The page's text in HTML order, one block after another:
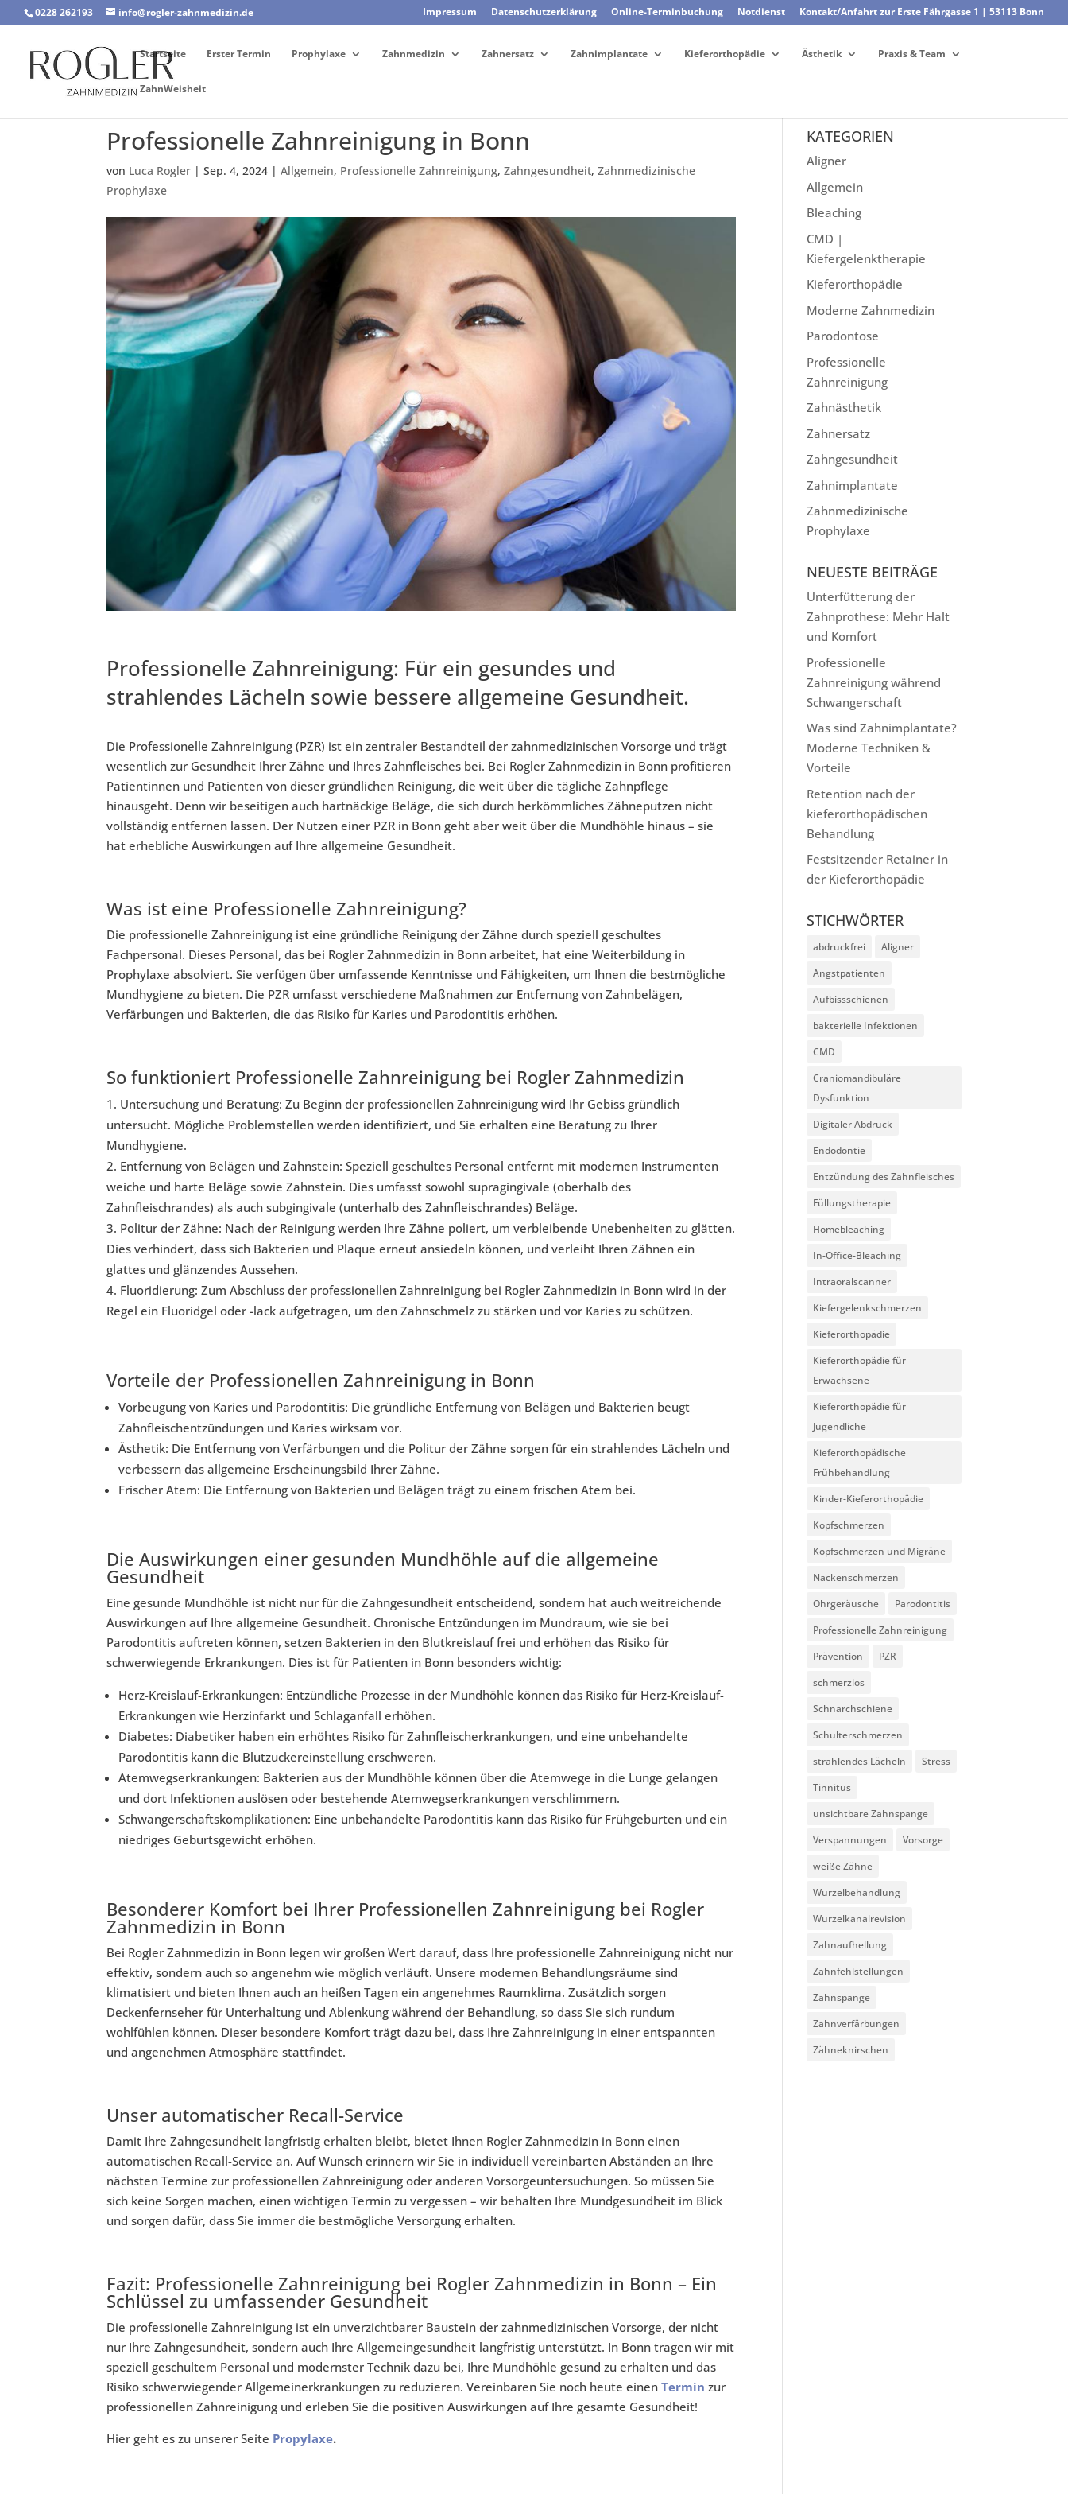
0228 262193 info@rogler-zahnmedizin.de Impressum Datenschutzerklärung Online-Terminbuchung Notdienst Kontakt/Anfahrt zur Erste Fährgasse 1 | 53113 Bonn
Startseite Erster Termin Prophylaxe Zahnmedizin Zahnersatz Zahnimplantate Kieferorthopädie Ästhetik Praxis & Team
ZahnWeisheit
Professionelle Zahnreinigung in Bonn
von Luca Rogler |Sep. 4, 2024 |Allgemein, Professionelle Zahnreinigung,Zahngesundheit,Zahnmedizinische
Prophylaxe
Professionelle Zahnreinigung: Für ein gesundes und
strahlendes Lächeln sowie bessere allgemeine Gesundheit.
Die Professionelle Zahnreinigung (PZR) ist ein zentraler Bestandteil der zahnmedizinischen Vorsorge und trägt
wesentlich zur Gesundheit Ihrer Zähne und Ihres Zahnfleisches bei. Bei Rogler Zahnmedizin in Bonn profitieren
Patientinnen und Patienten von dieser gründlichen Reinigung, die weit über die tägliche Zahnpflege
hinausgeht. Denn wir beseitigen auch hartnäckige Beläge, die sich durch herkömmliches Zähneputzen nicht
vollständig entfernen lassen. Der Nutzen einer PZR in Bonn geht aber weit über die Mundhöhle hinaus – sie
hat erhebliche Auswirkungen auf Ihre allgemeine Gesundheit.
Was ist eine Professionelle Zahnreinigung?
Die professionelle Zahnreinigung ist eine gründliche Reinigung der Zähne durch speziell geschultes
Fachpersonal. Dieses Personal, das bei Rogler Zahnmedizin in Bonn arbeitet, hat eine Weiterbildung in
Prophylaxe absolviert. Sie verfügen über umfassende Kenntnisse und Fähigkeiten, um Ihnen die bestmögliche
Mundhygiene zu bieten. Die PZR umfasst verschiedene Maßnahmen zur Entfernung von Zahnbelägen,
Verfärbungen und Bakterien, die das Risiko für Karies und Parodontitis erhöhen.
So funktioniert Professionelle Zahnreinigung bei Rogler Zahnmedizin
Untersuchung und Beratung: Zu Beginn der professionellen Zahnreinigung wird Ihr Gebiss gründlich
untersucht. Mögliche Problemstellen werden identifiziert, und Sie erhalten eine Beratung zu Ihrer
Mundhygiene.
Entfernung von Belägen und Zahnstein: Speziell geschultes Personal entfernt mit modernen Instrumenten
weiche und harte Beläge sowie Zahnstein. Dies umfasst sowohl supragingivale (oberhalb des
Zahnfleischrandes) als auch subgingivale (unterhalb des Zahnfleischrandes) Beläge.
Politur der Zähne: Nach der Reinigung werden Ihre Zähne poliert, um verbleibende Unebenheiten zu glätten.
Dies verhindert, dass sich Bakterien und Plaque erneut ansiedeln können, und verleiht Ihren Zähnen ein
glattes und glänzendes Aussehen.
Fluoridierung: Zum Abschluss der professionellen Zahnreinigung bei Rogler Zahnmedizin in Bonn wird in der
Regel ein Fluoridgel oder -lack aufgetragen, um den Zahnschmelz zu stärken und vor Karies zu schützen.
Vorteile der Professionellen Zahnreinigung in Bonn
Vorbeugung von Karies und Parodontitis: Die gründliche Entfernung von Belägen und Bakterien beugt
Zahnfleischentzündungen und Karies wirksam vor.
Ästhetik: Die Entfernung von Verfärbungen und die Politur der Zähne sorgen für ein strahlendes Lächeln und
verbessern das allgemeine Erscheinungsbild Ihrer Zähne.
Frischer Atem: Die Entfernung von Bakterien und Belägen trägt zu einem frischen Atem bei.
Die Auswirkungen einer gesunden Mundhöhle auf die allgemeine
Gesundheit
Eine gesunde Mundhöhle ist nicht nur für die Zahngesundheit entscheidend, sondern hat auch weitreichende
Auswirkungen auf Ihre allgemeine Gesundheit. Chronische Entzündungen im Mundraum, wie sie bei
Parodontitis auftreten können, setzen Bakterien in den Blutkreislauf frei und erhöhen das Risiko für
schwerwiegende Erkrankungen. Dies ist für Patienten in Bonn besonders wichtig:
Herz-Kreislauf-Erkrankungen: Entzündliche Prozesse in der Mundhöhle können das Risiko für Herz-Kreislauf-
Erkrankungen wie Herzinfarkt und Schlaganfall erhöhen.
Diabetes: Diabetiker haben ein erhöhtes Risiko für Zahnfleischerkrankungen, und eine unbehandelte
Parodontitis kann die Blutzuckereinstellung erschweren.
Atemwegserkrankungen: Bakterien aus der Mundhöhle können über die Atemwege in die Lunge gelangen
und dort Infektionen auslösen oder bestehende Atemwegserkrankungen verschlimmern.
Schwangerschaftskomplikationen: Eine unbehandelte Parodontitis kann das Risiko für Frühgeburten und ein
niedriges Geburtsgewicht erhöhen.
Besonderer Komfort bei Ihrer Professionellen Zahnreinigung bei Rogler
Zahnmedizin in Bonn
Bei Rogler Zahnmedizin in Bonn legen wir großen Wert darauf, dass Ihre professionelle Zahnreinigung nicht nur
effektiv, sondern auch so angenehm wie möglich verläuft. Unsere modernen Behandlungsräume sind
klimatisiert und bieten Ihnen auch an heißen Tagen ein angenehmes Raumklima. Zusätzlich sorgen
Deckenfernseher für Unterhaltung und Ablenkung während der Behandlung, so dass Sie sich rundum
wohlfühlen können. Dieser besondere Komfort trägt dazu bei, dass Ihre Zahnreinigung in einer entspannten
und angenehmen Atmosphäre stattfindet.
Unser automatischer Recall-Service
Damit Ihre Zahngesundheit langfristig erhalten bleibt, bietet Ihnen Rogler Zahnmedizin in Bonn einen
automatischen Recall-Service an. Auf Wunsch erinnern wir Sie in individuell vereinbarten Abständen an Ihre
nächsten Termine zur professionellen Zahnreinigung oder anderen Vorsorgeuntersuchungen. So müssen Sie
sich keine Sorgen machen, einen wichtigen Termin zu vergessen – wir behalten Ihre Mundgesundheit im Blick
und sorgen dafür, dass Sie immer die bestmögliche Versorgung erhalten.
Fazit: Professionelle Zahnreinigung bei Rogler Zahnmedizin in Bonn – Ein
Schlüssel zu umfassender Gesundheit
Die professionelle Zahnreinigung ist ein unverzichtbarer Baustein der zahnmedizinischen Vorsorge, der nicht
nur Ihre Zahngesundheit, sondern auch Ihre Allgemeingesundheit langfristig unterstützt. In Bonn tragen wir mit
speziell geschultem Personal und modernster Technik dazu bei, Ihre Mundhöhle gesund zu erhalten und das
Risiko schwerwiegender Allgemeinerkrankungen zu reduzieren. Vereinbaren Sie noch heute einenTermin zur
professionellen Zahnreinigung und erleben Sie die positiven Auswirkungen auf Ihre gesamte Gesundheit!
Hier geht es zu unserer Seite Propylaxe.
KATEGORIEN
Aligner
Allgemein
Bleaching
CMD |
Kiefergelenktherapie
Kieferorthopädie
Moderne Zahnmedizin
Parodontose
Professionelle
Zahnreinigung
Zahnästhetik
Zahnersatz
Zahngesundheit
Zahnimplantate
Zahnmedizinische
Prophylaxe
NEUESTE BEITRÄGE
Unterfütterung der
Zahnprothese: Mehr Halt
und Komfort
Professionelle
Zahnreinigung während
Schwangerschaft
Was sind Zahnimplantate?
Moderne Techniken &
Vorteile
Retention nach der
kieferorthopädischen
Behandlung
Festsitzender Retainer in
der Kieferorthopädie
STICHWÖRTER
abdruckfrei
Aligner
Angstpatienten
Aufbissschienen
bakterielle Infektionen
CMD
Craniomandibuläre
Dysfunktion
Digitaler Abdruck
Endodontie
Entzündung des Zahnfleisches
Füllungstherapie
Homebleaching
In-Office-Bleaching
Intraoralscanner
Kiefergelenkschmerzen
Kieferorthopädie
Kieferorthopädie für
Erwachsene
Kieferorthopädie für
Jugendliche
Kieferorthopädische
Frühbehandlung
Kinder-Kieferorthopädie
Kopfschmerzen
Kopfschmerzen und Migräne
Nackenschmerzen
Ohrgeräusche
Parodontitis
Professionelle Zahnreinigung
Prävention
PZR
schmerzlos
Schnarchschiene
Schulterschmerzen
strahlendes Lächeln
Stress
Tinnitus
unsichtbare Zahnspange
Verspannungen
Vorsorge
weiße Zähne
Wurzelbehandlung
Wurzelkanalrevision
Zahnaufhellung
Zahnfehlstellungen
Zahnspange
Zahnverfärbungen
Zähneknirschen